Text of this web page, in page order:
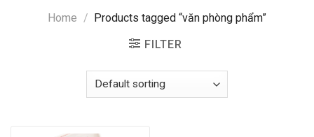
Home / Products tagged “văn phòng phẩm”
FILTER